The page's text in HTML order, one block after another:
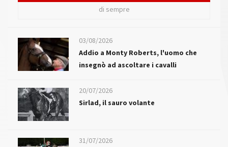
di sempre
03/08/2026
Addio a Monty Roberts, l'uomo che
insegnò ad ascoltare i cavalli
20/07/2026
Sirlad, il sauro volante
31/07/2026